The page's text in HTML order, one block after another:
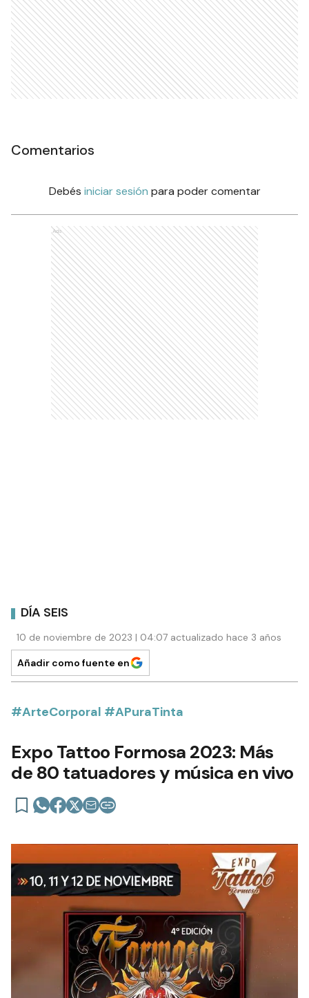
Comentarios
Debés iniciar sesión para poder comentar
Ads
DÍA SEIS
10 de noviembre de 2023 | 04:07 actualizado hace 3 años
Añadir como fuente en
#ArteCorporal #APuraTinta
Expo Tattoo Formosa 2023: Más
de 80 tatuadores y música en vivo